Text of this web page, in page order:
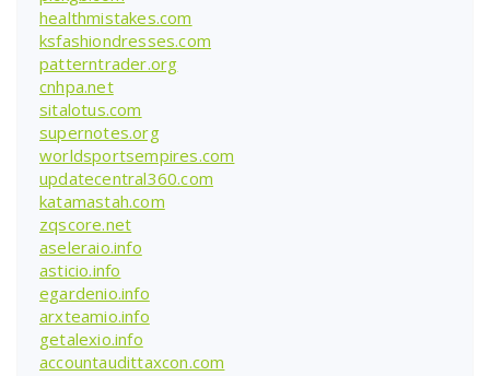
healthmistakes.com
ksfashiondresses.com
patterntrader.org
cnhpa.net
sitalotus.com
supernotes.org
worldsportsempires.com
updatecentral360.com
katamastah.com
zqscore.net
aseleraio.info
asticio.info
egardenio.info
arxteamio.info
getalexio.info
accountaudittaxcon.com